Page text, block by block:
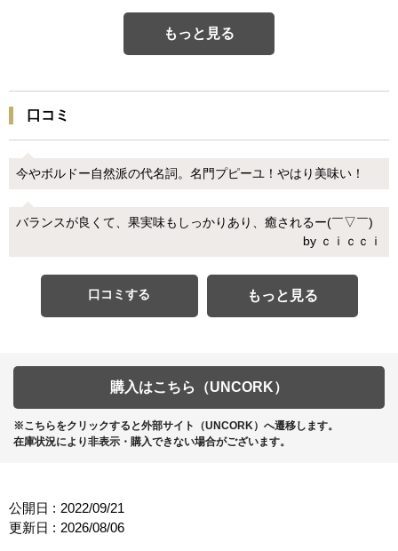
もっと見る
口コミ
今やボルドー自然派の代名詞。名門プピーユ！やはり美味い！
バランスが良くて、果実味もしっかりあり、癒されるー(￣▽￣)
by ｃｉｃｃｉ
口コミする もっと見る
購入はこちら（UNCORK）
※こちらをクリックすると外部サイト（UNCORK）へ遷移します。
在庫状況により非表示・購入できない場合がございます。
公開日 : 2022/09/21
更新日 : 2026/08/06